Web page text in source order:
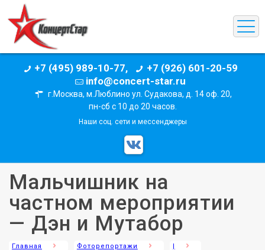
+7 (495) 989-10-77,
+7 (926) 601-20-59
info@concert-star.ru
г.Москва, м.Люблино ул. Судакова, д. 14 оф. 20,
пн-сб с 10 до 20 часов.
Наши соц. сети и мессенджеры
Мальчишник на
частном мероприятии
— Дэн и Мутабор
Главная Фоторепортажи
|